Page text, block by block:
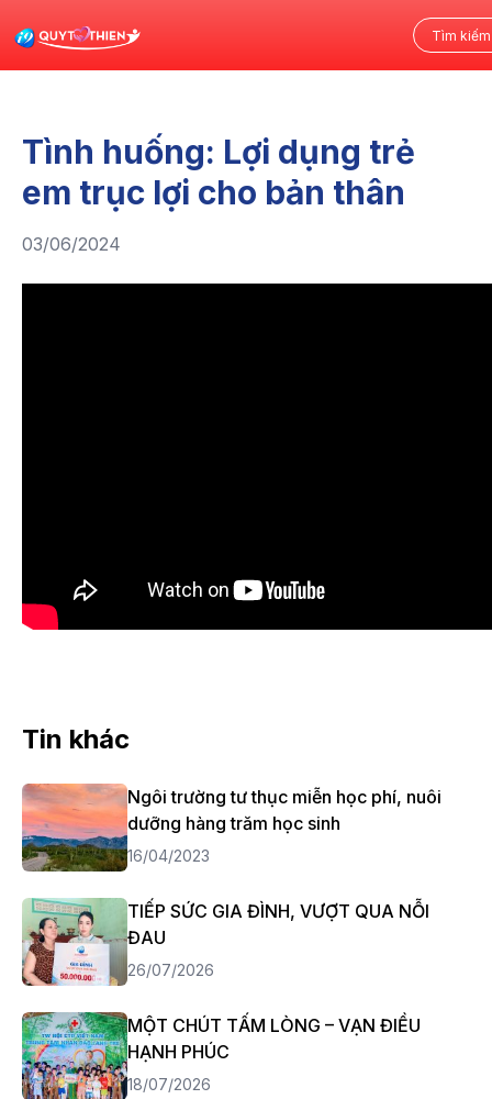
Tình huống: Lợi dụng trẻ
em trục lợi cho bản thân
03/06/2024
Tin khác
Ngôi trường tư thục miễn học phí, nuôi
dưỡng hàng trăm học sinh
16/04/2023
TIẾP SỨC GIA ĐÌNH, VƯỢT QUA NỖI
ĐAU
26/07/2026
MỘT CHÚT TẤM LÒNG – VẠN ĐIỀU
HẠNH PHÚC
18/07/2026